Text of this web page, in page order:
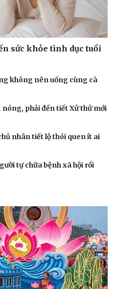
sức khỏe tình dục tuổi
không nên uống cùng cà
phải đến tiết Xử thử mới
nhân tiết lộ thói quen ít ai
tự chữa bệnh xã hội rồi